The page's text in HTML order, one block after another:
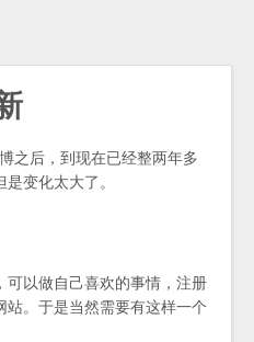
之后，到现在已经整两年多
变化太大了。
以做自己喜欢的事情，注册
。于是当然需要有这样一个